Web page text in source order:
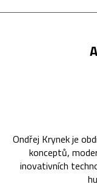
Ondřej Krynek je
konceptů,
inovativních